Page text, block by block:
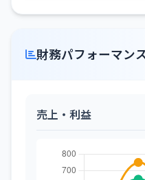
財務パフォーマン
売上・利益